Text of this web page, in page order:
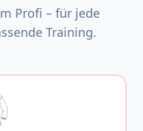
Profi – für jede
Training.